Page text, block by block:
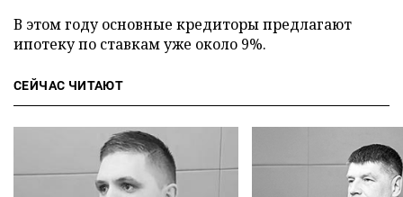
В этом году основные кредиторы предлагают
ипотеку по ставкам уже около 9%.
СЕЙЧАС ЧИТАЮТ